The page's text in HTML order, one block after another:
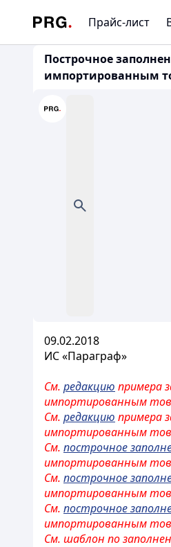
Прайс-лист
Построчное
импортированным
09.02.2018
ИС «Параграф»
См. редакцию примера
импортированным
См. редакцию примера
импортированным
См. построчное
импортированным
См. построчное
импортированным
См. построчное
импортированным
См. шаблон по